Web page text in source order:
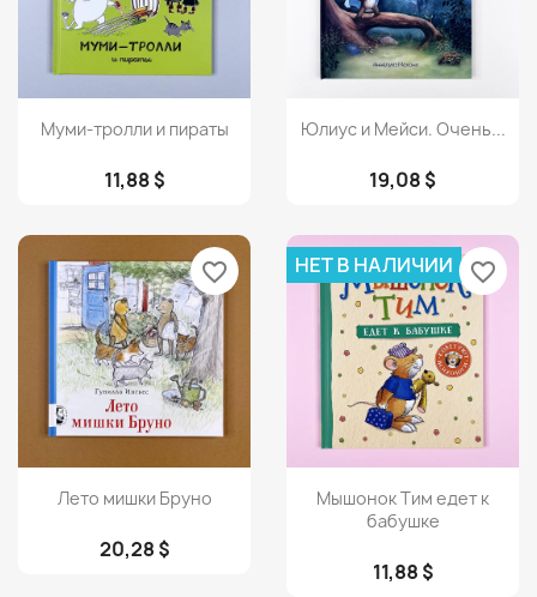
Просмотр
Муми-тролли и пираты
11,88 $
Просмотр
Юлиус и Мейси. Очень...
19,08 $
 Просмотр
Лето мишки Бруно
20,28 $
favorite_border
Просмотр
Мышонок Тим едет к
бабушке
11,88 $
НЕТ В НАЛИЧИИ favorite_border